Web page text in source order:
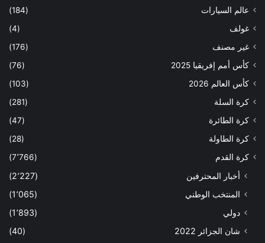
عالم السيارات
(184)
غولف
(4)
غير مصنف
(176)
كأس أمم إفريقيا 2025
(76)
كأس العالم 2026
(103)
كرة السلة
(281)
كرة الطائرة
(47)
كرة الطاولة
(28)
كرة القدم
(7٬766)
أخبار المحترفين
(2٬227)
المنتخب الوطني
(1٬065)
دولي
(1٬893)
شان الجزائر 2022
(40)